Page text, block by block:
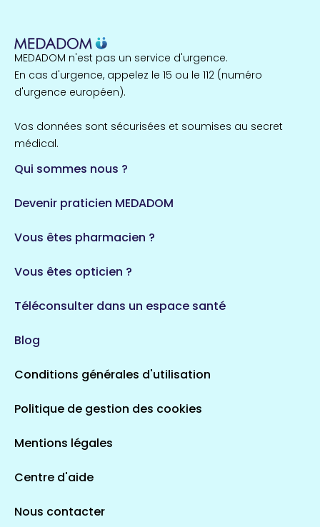
Île-de-France
857 espaces de santé
124 espaces de santé
Auvergne-Rhône-Alpes
720 espaces de santé
693 espaces de santé
324 espaces de santé
Côtes-d'Armor
Maine-et-Loire
Loiret
Loir-et-Cher
1 espaces de santé
1 espaces de santé
MEDADOM n'est pas un service d'urgence.
En cas d'urgence, appelez le 15 ou le 112 (numéro
d'urgence européen).
Vos données sont sécurisées et soumises au secret
médical.
Qui sommes nous ?
Devenir praticien MEDADOM
Vous êtes pharmacien ?
Vous êtes opticien ?
Téléconsulter dans un espace santé
Blog
Conditions générales d'utilisation
Politique de gestion des cookies
Mentions légales
Centre d'aide
Nous contacter